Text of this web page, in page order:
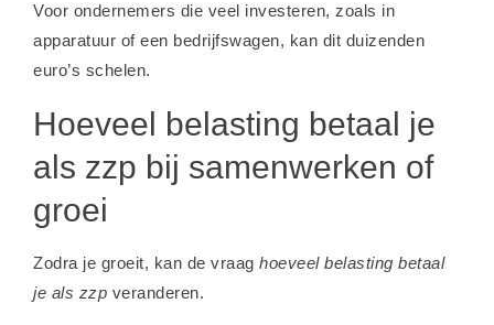
Voor ondernemers die veel investeren, zoals in
apparatuur of een bedrijfswagen, kan dit duizenden
euro’s schelen.
Hoeveel belasting betaal je
als zzp bij samenwerken of
groei
Zodra je groeit, kan de vraag hoeveel belasting betaal
je als zzp veranderen.